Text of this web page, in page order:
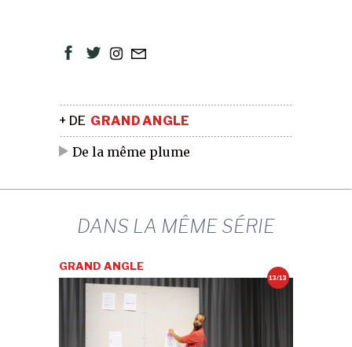
+ DE GRAND ANGLE
De la même plume
DANS LA MÊME SÉRIE
13/13
GRAND ANGLE